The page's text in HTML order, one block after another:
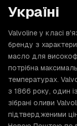
Україні
Valvoline у класі
бренду з
масло для
потрібна
температурах.
з 1866 року, один
зібрані оливи
підтвердженими